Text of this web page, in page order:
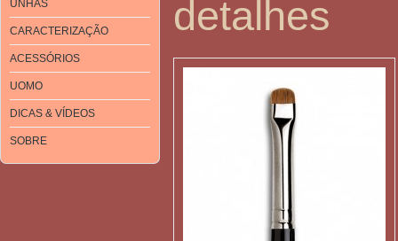
UNHAS
CARACTERIZAÇÃO
ACESSÓRIOS
UOMO
DICAS & VÍDEOS
SOBRE
detalhes